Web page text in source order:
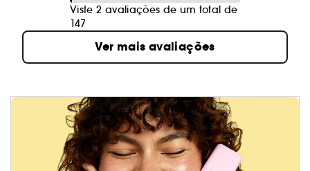
Viste 2 avaliações de um total de
147
Ver mais avaliações